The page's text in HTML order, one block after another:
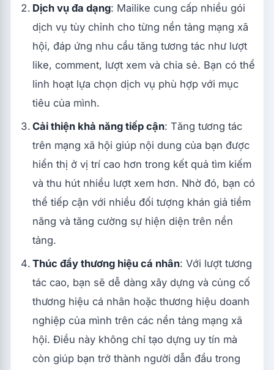
Dịch vụ đa dạng: Mailike cung cấp nhiều gói
dịch vụ tùy chỉnh cho từng nền tảng mạng xã
hội, đáp ứng nhu cầu tăng tương tác như lượt
like, comment, lượt xem và chia sẻ. Bạn có thể
linh hoạt lựa chọn dịch vụ phù hợp với mục
tiêu của mình.
Cải thiện khả năng tiếp cận: Tăng tương tác
trên mạng xã hội giúp nội dung của bạn được
hiển thị ở vị trí cao hơn trong kết quả tìm kiếm
và thu hút nhiều lượt xem hơn. Nhờ đó, bạn có
thể tiếp cận với nhiều đối tượng khán giả tiềm
năng và tăng cường sự hiện diện trên nền
tảng.
Thúc đẩy thương hiệu cá nhân: Với lượt tương
tác cao, bạn sẽ dễ dàng xây dựng và củng cố
thương hiệu cá nhân hoặc thương hiệu doanh
nghiệp của mình trên các nền tảng mạng xã
hội. Điều này không chỉ tạo dựng uy tín mà
còn giúp bạn trở thành người dẫn đầu trong